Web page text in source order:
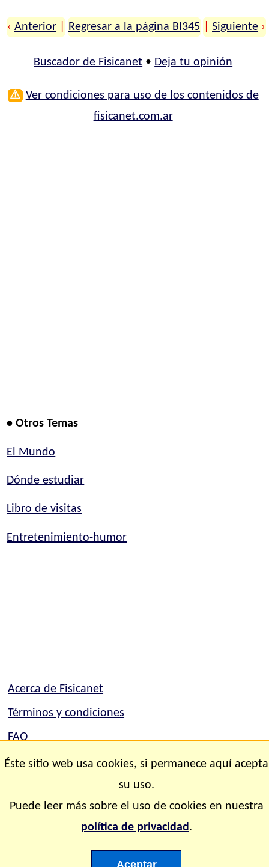
‹ Anterior Regresar a la página BI345 Siguiente ›
Buscador de Fisicanet • Deja tu opinión
⚠ Ver condiciones para uso de los contenidos de
fisicanet.com.ar
• Otros Temas
El Mundo
Dónde estudiar
Libro de visitas
Entretenimiento-humor
Acerca de Fisicanet
Términos y condiciones
FAQ
Mapa del sitio
Copyright © 2.000-2.028 Fisicanet ® Todos los
Éste sitio web usa cookies, si permanece aquí acepta
su uso.
Puede leer más sobre el uso de cookies en nuestra
política de privacidad.